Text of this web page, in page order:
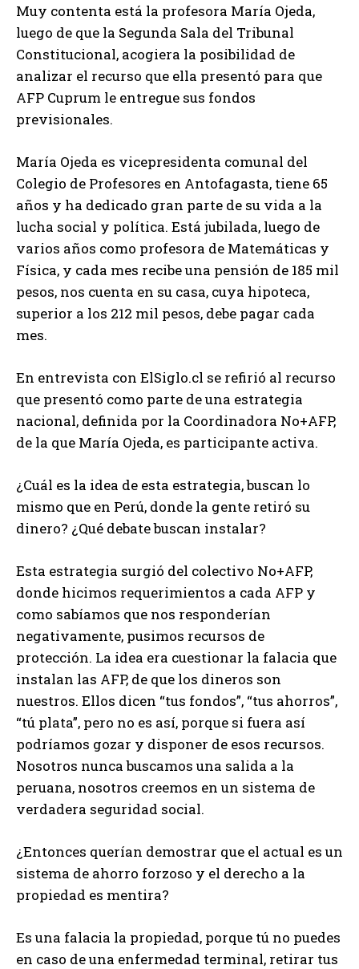
Muy contenta está la profesora María Ojeda,
luego de que la Segunda Sala del Tribunal
Constitucional, acogiera la posibilidad de
analizar el recurso que ella presentó para que
AFP Cuprum le entregue sus fondos
previsionales.
María Ojeda es vicepresidenta comunal del
Colegio de Profesores en Antofagasta, tiene 65
años y ha dedicado gran parte de su vida a la
lucha social y política. Está jubilada, luego de
varios años como profesora de Matemáticas y
Física, y cada mes recibe una pensión de 185 mil
pesos, nos cuenta en su casa, cuya hipoteca,
superior a los 212 mil pesos, debe pagar cada
mes.
En entrevista con ElSiglo.cl se refirió al recurso
que presentó como parte de una estrategia
nacional, definida por la Coordinadora No+AFP,
de la que María Ojeda, es participante activa.
¿Cuál es la idea de esta estrategia, buscan lo
mismo que en Perú, donde la gente retiró su
dinero? ¿Qué debate buscan instalar?
Esta estrategia surgió del colectivo No+AFP,
donde hicimos requerimientos a cada AFP y
como sabíamos que nos responderían
negativamente, pusimos recursos de
protección. La idea era cuestionar la falacia que
instalan las AFP, de que los dineros son
nuestros. Ellos dicen “tus fondos”, “tus ahorros”,
“tú plata”, pero no es así, porque si fuera así
podríamos gozar y disponer de esos recursos.
Nosotros nunca buscamos una salida a la
peruana, nosotros creemos en un sistema de
verdadera seguridad social.
¿Entonces querían demostrar que el actual es un
sistema de ahorro forzoso y el derecho a la
propiedad es mentira?
Es una falacia la propiedad, porque tú no puedes
en caso de una enfermedad terminal, retirar tus